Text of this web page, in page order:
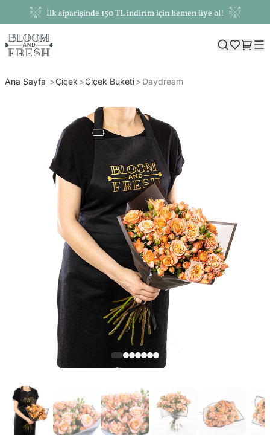
İlk siparişinde 150 TL indirim için hemen üye ol!
Ana Sayfa Çiçek Çiçek Buketi Daydream